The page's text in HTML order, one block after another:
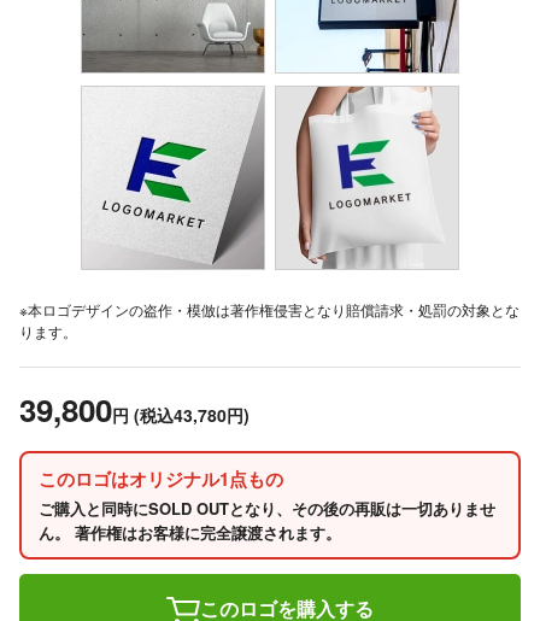
※本ロゴデザインの盗作・模倣は著作権侵害となり賠償請求・処罰の対象とな
ります。
39,800円 (税込43,780円)
このロゴはオリジナル1点もの
ご購入と同時にSOLD OUTとなり、その後の再販は一切ありませ
ん。 著作権はお客様に完全譲渡されます。
このロゴを購入する